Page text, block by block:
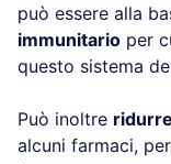
può essere alla
immunitario per
questo sistema
Può inoltre
alcuni farmaci,